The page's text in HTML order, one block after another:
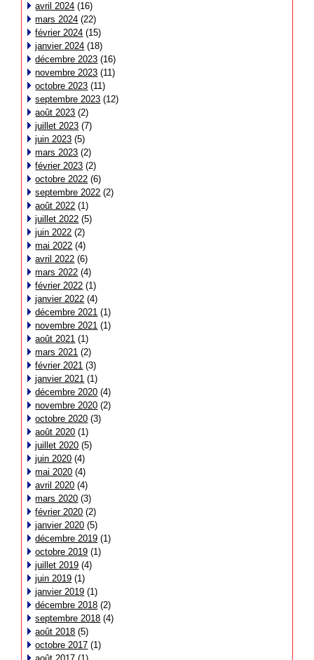
avril 2024 (16)
mars 2024 (22)
février 2024 (15)
janvier 2024 (18)
décembre 2023 (16)
novembre 2023 (11)
octobre 2023 (11)
septembre 2023 (12)
août 2023 (2)
juillet 2023 (7)
juin 2023 (5)
mars 2023 (2)
février 2023 (2)
octobre 2022 (6)
septembre 2022 (2)
août 2022 (1)
juillet 2022 (5)
juin 2022 (2)
mai 2022 (4)
avril 2022 (6)
mars 2022 (4)
février 2022 (1)
janvier 2022 (4)
décembre 2021 (1)
novembre 2021 (1)
août 2021 (1)
mars 2021 (2)
février 2021 (3)
janvier 2021 (1)
décembre 2020 (4)
novembre 2020 (2)
octobre 2020 (3)
août 2020 (1)
juillet 2020 (5)
juin 2020 (4)
mai 2020 (4)
avril 2020 (4)
mars 2020 (3)
février 2020 (2)
janvier 2020 (5)
décembre 2019 (1)
octobre 2019 (1)
juillet 2019 (4)
juin 2019 (1)
janvier 2019 (1)
décembre 2018 (2)
septembre 2018 (4)
août 2018 (5)
octobre 2017 (1)